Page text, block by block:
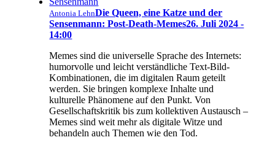
Antonia LehnDie Queen, eine Katze und der
Sensenmann: Post-Death-Memes26. Juli 2024 -
14:00
Memes sind die universelle Sprache des Internets:
humorvolle und leicht verständliche Text-Bild-
Kombinationen, die im digitalen Raum geteilt
werden. Sie bringen komplexe Inhalte und
kulturelle Phänomene auf den Punkt. Von
Gesellschaftskritik bis zum kollektiven Austausch –
Memes sind weit mehr als digitale Witze und
behandeln auch Themen wie den Tod.